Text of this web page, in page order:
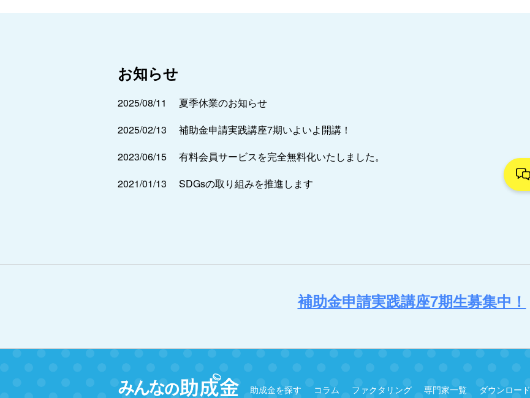
お知らせ
2025/08/11
夏季休業のお知らせ
2025/02/13
補助金申請実践講座7期いよいよ開講！
2023/06/15
有料会員サービスを完全無料化いたしました。
2021/01/13
SDGsの取り組みを推進します
補助金申請実践講座7期生募集中！
助成金を探す コラム ファクタリング 専門家一覧 ダウンロード